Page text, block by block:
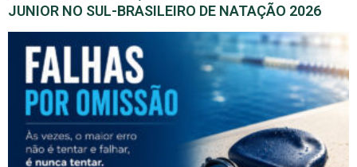
JUNIOR NO SUL-BRASILEIRO DE NATAÇÃO 2026